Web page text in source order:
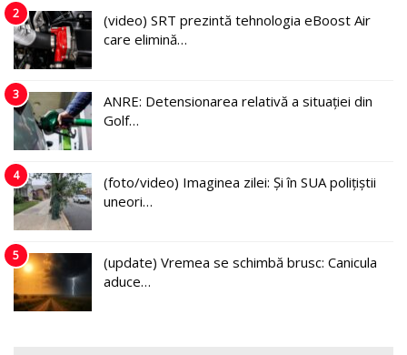
2
(video) SRT prezintă tehnologia eBoost Air
care elimină…
3
ANRE: Detensionarea relativă a situației din
Golf…
4
(foto/video) Imaginea zilei: Și în SUA polițiștii
uneori…
5
(update) Vremea se schimbă brusc: Canicula
aduce…